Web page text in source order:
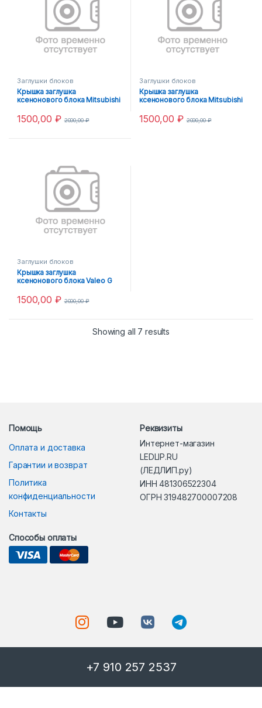
Заглушки блоков
Крышка заглушка
ксенонового блока Mitsubishi
1500,00 ₽ 2000,00₽
Заглушки блоков
Крышка заглушка
ксенонового блока Mitsubishi
1500,00 ₽ 2000,00₽
Заглушки блоков
Крышка заглушка
ксенонового блока Valeo G
1500,00 ₽ 2000,00₽
Showing all 7 results
Помощь
Оплата и доставка
Гарантии и возврат
Политика
конфиденциальности
Контакты
Реквизиты
Интернет-магазин
LEDLIP.RU
(ЛЕДЛИП.ру)
ИНН 481306522304
ОГРН 319482700007208
Способы оплаты
+7 910 257 2537